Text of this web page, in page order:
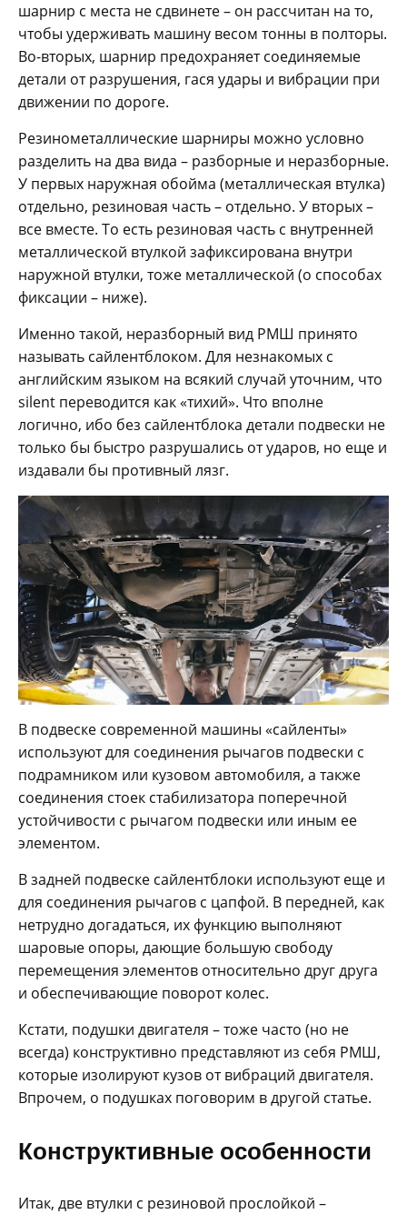
шарнир с места не сдвинете – он рассчитан на то,
чтобы удерживать машину весом тонны в полторы.
Во-вторых, шарнир предохраняет соединяемые
детали от разрушения, гася удары и вибрации при
движении по дороге.
Резинометаллические шарниры можно условно
разделить на два вида – разборные и неразборные.
У первых наружная обойма (металлическая втулка)
отдельно, резиновая часть – отдельно. У вторых –
все вместе. То есть резиновая часть с внутренней
металлической втулкой зафиксирована внутри
наружной втулки, тоже металлической (о способах
фиксации – ниже).
Именно такой, неразборный вид РМШ принято
называть сайлентблоком. Для незнакомых с
английским языком на всякий случай уточним, что
silent переводится как «тихий». Что вполне
логично, ибо без сайлентблока детали подвески не
только бы быстро разрушались от ударов, но еще и
издавали бы противный лязг.
В подвеске современной машины «сайленты»
используют для соединения рычагов подвески с
подрамником или кузовом автомобиля, а также
соединения стоек стабилизатора поперечной
устойчивости с рычагом подвески или иным ее
элементом.
В задней подвеске сайлентблоки используют еще и
для соединения рычагов с цапфой. В передней, как
нетрудно догадаться, их функцию выполняют
шаровые опоры, дающие большую свободу
перемещения элементов относительно друг друга
и обеспечивающие поворот колес.
Кстати, подушки двигателя – тоже часто (но не
всегда) конструктивно представляют из себя РМШ,
которые изолируют кузов от вибраций двигателя.
Впрочем, о подушках поговорим в другой статье.
Конструктивные особенности
Итак, две втулки с резиновой прослойкой –